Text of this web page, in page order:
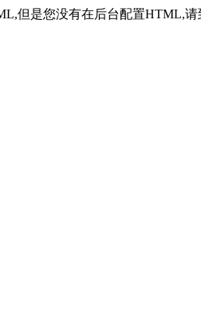
但是您没有在后台配置HTML,